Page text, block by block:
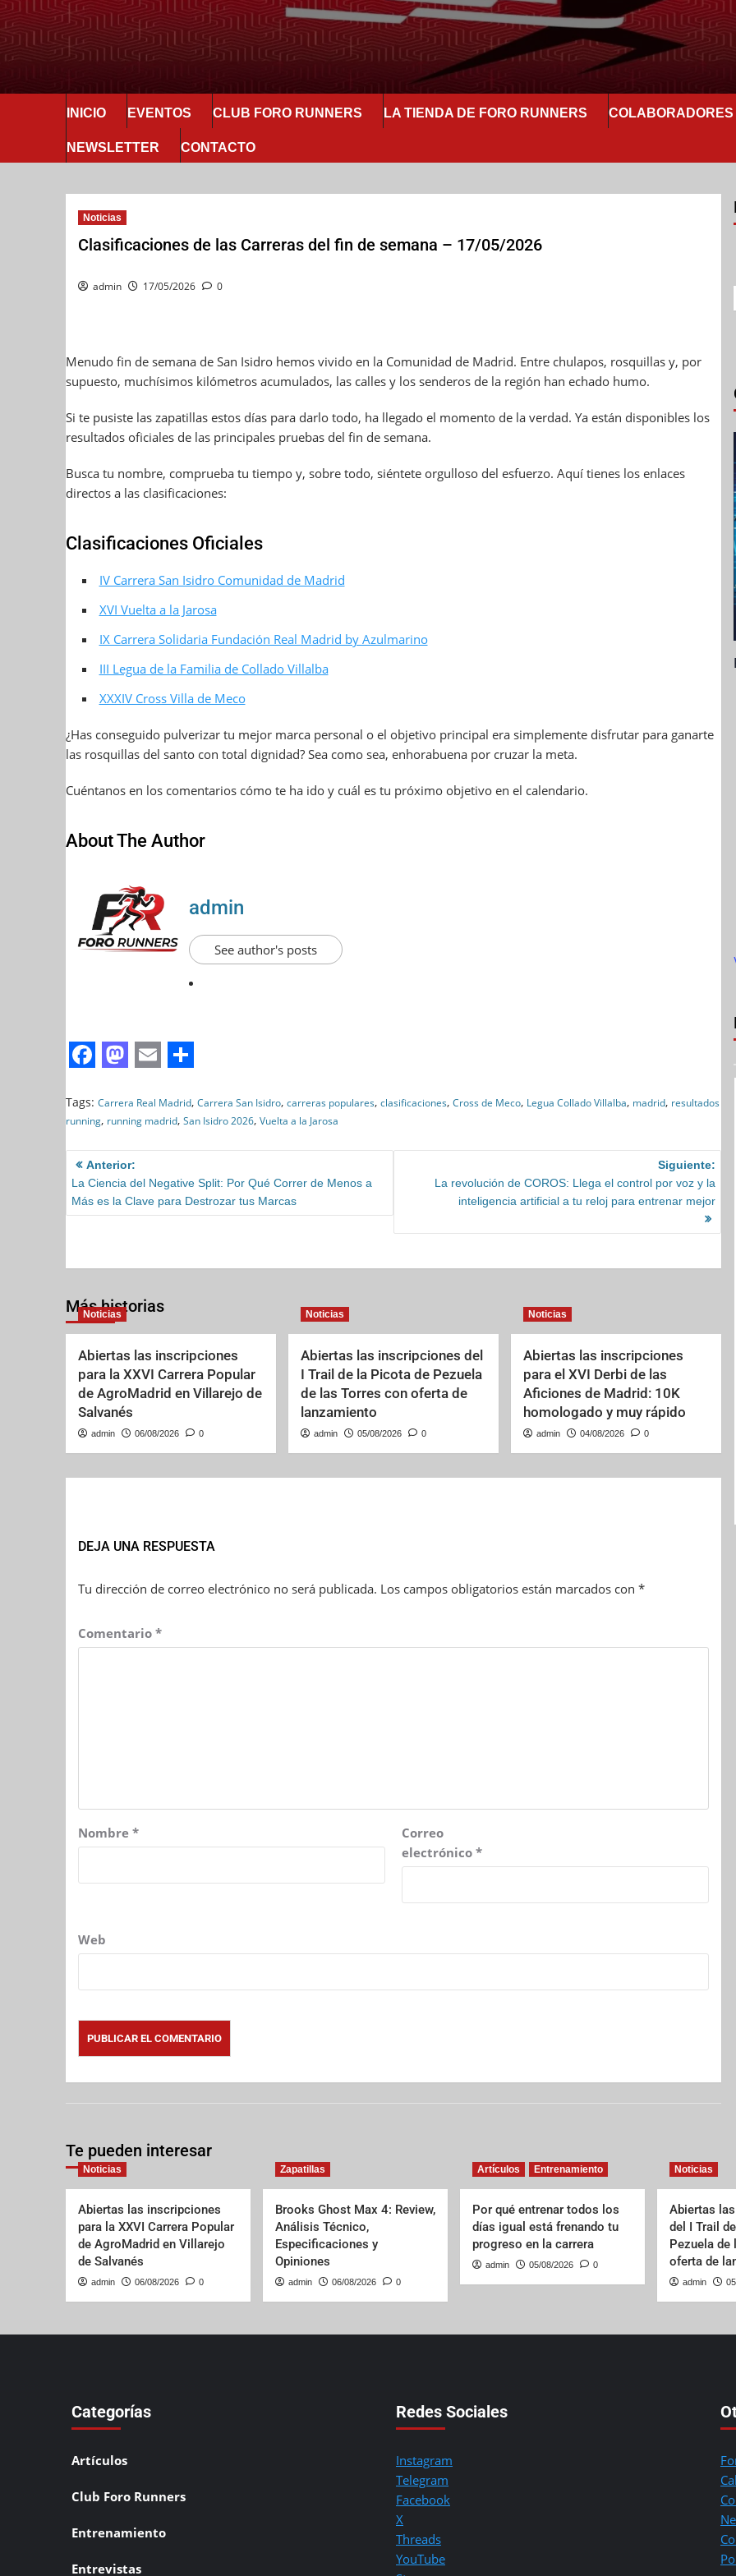
INICIO EVENTOS CLUB FORO RUNNERS LA TIENDA DE FORO RUNNERS COLABORADORES
NEWSLETTER CONTACTO
Noticias
Clasificaciones de las Carreras del fin de semana – 17/05/2026
admin 17/05/2026 0
Menudo fin de semana de San Isidro hemos vivido en la Comunidad de Madrid. Entre chulapos, rosquillas y, por
supuesto, muchísimos kilómetros acumulados, las calles y los senderos de la región han echado humo.
Si te pusiste las zapatillas estos días para darlo todo, ha llegado el momento de la verdad. Ya están disponibles los
resultados oficiales de las principales pruebas del fin de semana.
Busca tu nombre, comprueba tu tiempo y, sobre todo, siéntete orgulloso del esfuerzo. Aquí tienes los enlaces
directos a las clasificaciones:
Clasificaciones Oficiales
IV Carrera San Isidro Comunidad de Madrid
XVI Vuelta a la Jarosa
IX Carrera Solidaria Fundación Real Madrid by Azulmarino
III Legua de la Familia de Collado Villalba
XXXIV Cross Villa de Meco
¿Has conseguido pulverizar tu mejor marca personal o el objetivo principal era simplemente disfrutar para ganarte
las rosquillas del santo con total dignidad? Sea como sea, enhorabuena por cruzar la meta.
Cuéntanos en los comentarios cómo te ha ido y cuál es tu próximo objetivo en el calendario.
About The Author
admin
See author's posts
a
c
e
b
o
k
a
s
t
o
d
n
m
a
i
l
h
a
r
e
Tags: Carrera Real Madrid, Carrera San Isidro, carreras populares, clasificaciones, Cross de Meco, Legua Collado Villalba, madrid, resultados
running, running madrid, San Isidro 2026, Vuelta a la Jarosa
Anterior:
La Ciencia del Negative Split: Por Qué Correr de Menos a
Más es la Clave para Destrozar tus Marcas
Siguiente:
La revolución de COROS: Llega el control por voz y la
inteligencia artificial a tu reloj para entrenar mejor
Más historias
Noticias
Abiertas las inscripciones
para la XXVI Carrera Popular
de AgroMadrid en Villarejo de
Salvanés
admin 06/08/2026 0
Noticias
Abiertas las inscripciones del
I Trail de la Picota de Pezuela
de las Torres con oferta de
lanzamiento
admin 05/08/2026 0
Noticias
Abiertas las inscripciones
para el XVI Derbi de las
Aficiones de Madrid: 10K
homologado y muy rápido
admin 04/08/2026 0
DEJA UNA RESPUESTA
Tu dirección de correo electrónico no será publicada. Los campos obligatorios están marcados con *
Comentario *
Nombre *
Correo
electrónico *
Web
Te pueden interesar
Noticias
Abiertas las inscripciones
para la XXVI Carrera Popular
de AgroMadrid en Villarejo
de Salvanés
admin 06/08/2026 0
Zapatillas
Brooks Ghost Max 4: Review,
Análisis Técnico,
Especificaciones y
Opiniones
admin 06/08/2026 0
Artículos Entrenamiento
Por qué entrenar todos los
días igual está frenando tu
progreso en la carrera
admin 05/08/2026 0
Noticias
Abiertas
del I Trail
Pezuela de
oferta de
admin
Categorías
Artículos
Club Foro Runners
Entrenamiento
Entrevistas
Redes Sociales
Instagram
Telegram
Facebook
X
Threads
YouTube